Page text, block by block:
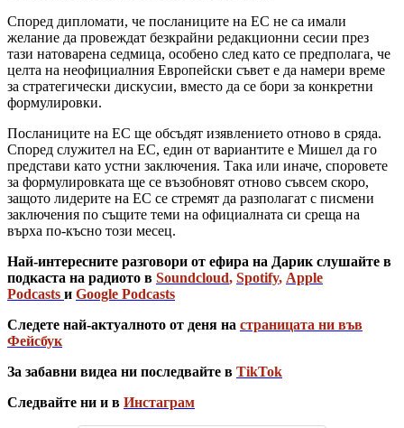
Според дипломати, че посланиците на ЕС не са имали
желание да провеждат безкрайни редакционни сесии през
тази натоварена седмица, особено след като се предполага, че
целта на неофициалния Европейски съвет е да намери време
за стратегически дискусии, вместо да се бори за конкретни
формулировки.
Посланиците на ЕС ще обсъдят изявлението отново в сряда.
Според служител на ЕС, един от вариантите е Мишел да го
представи като устни заключения. Така или иначе, споровете
за формулировката ще се възобновят отново съвсем скоро,
защото лидерите на ЕС се стремят да разполагат с писмени
заключения по същите теми на официалната си среща на
върха по-късно този месец.
Най-интересните разговори от ефира на Дарик слушайте в
подкаста на радиото в Soundcloud, Spotify, Apple
Podcasts и Google Podcasts
Следете най-актуалното от деня на страницата ни във
Фейсбук
За забавни видеа ни последвайте в TikTok
Следвайте ни и в Инстаграм